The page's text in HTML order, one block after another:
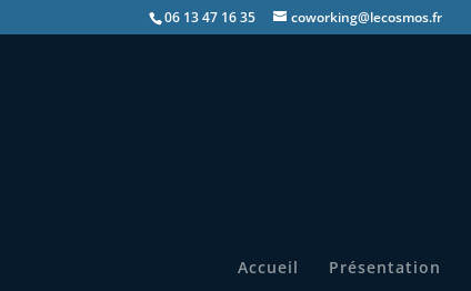
06 13 47 16 35 coworking@lecosmos.fr
Accueil Présentation